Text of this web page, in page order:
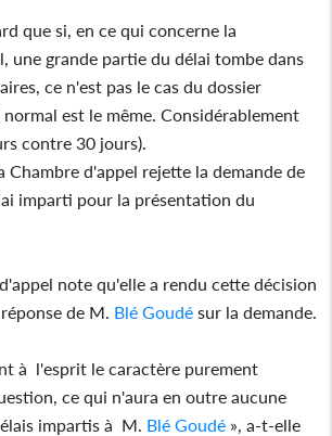
que si, en ce qui concerne la
une grande partie du délai tombe dans
ce n'est pas le cas du dossier
est le même. Considérablement
contre 30 jours).
Chambre d'appel rejette la demande de
imparti pour la présentation du
note qu'elle a rendu cette décision
de M. Blé Goudé sur la demande.
à l'esprit le caractère purement
ce qui n'aura en outre aucune
impartis à M. Blé Goudé », a-t-elle